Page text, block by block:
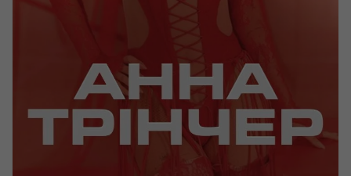
Організаторам
Про компанію
Публічна оферта